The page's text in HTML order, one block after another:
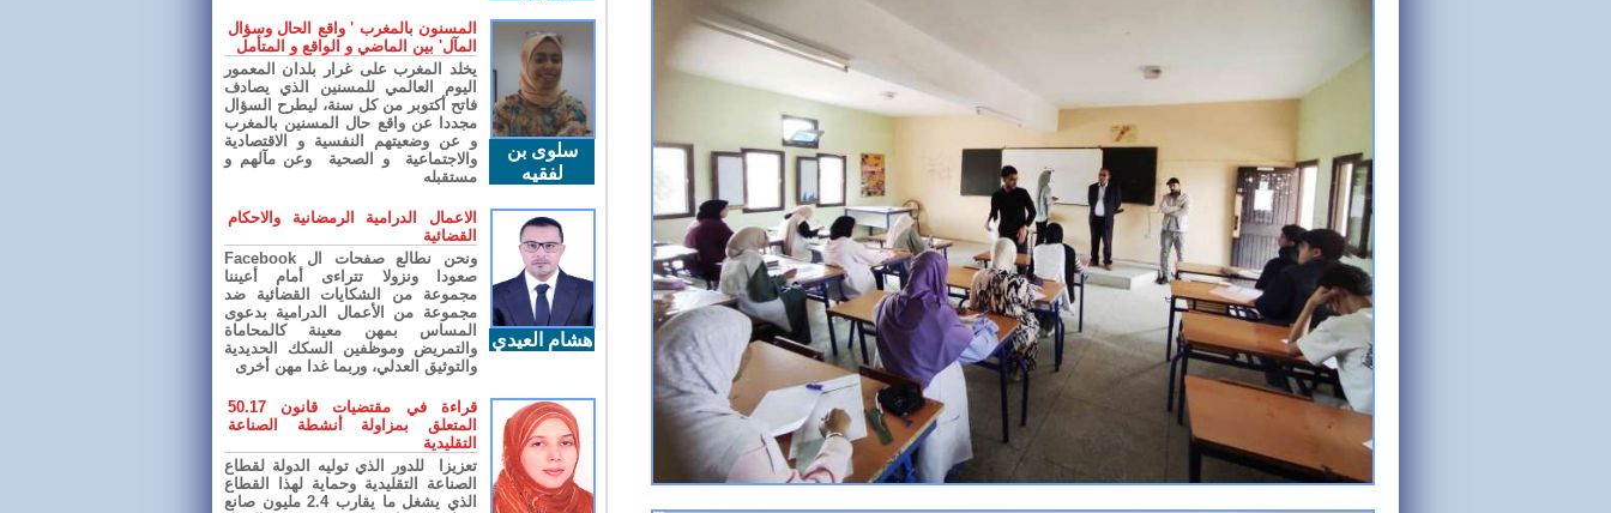
سلوى بن
لفقيه
المسنون بالمغرب ' واقع الحال وسؤال
المآل' بين الماضي و الواقع و المتأمل
يخلد المغرب على غرار بلدان المعمور
اليوم العالمي للمسنين الذي يصادف
فاتح أكتوبر من كل سنة، ليطرح السؤال
مجددا عن واقع حال المسنين بالمغرب
و عن وضعيتهم النفسية و الاقتصادية
والاجتماعية و الصحية وعن مآلهم و
مستقبله
هشام العيدي
الاعمال الدرامية الرمضانية والاحكام
القضائية
ونحن نطالع صفحات ال Facebook
صعودا ونزولا تتراءى أمام أعيننا
مجموعة من الشكايات القضائية ضد
مجموعة من الأعمال الدرامية بدعوى
المساس بمهن معينة كالمحاماة
والتمريض وموظفين السكك الحديدية
والتوثيق العدلي، وربما غدا مهن أخرى
قراءة في مقتضيات قانون 50.17
المتعلق بمزاولة أنشطة الصناعة
التقليدية
تعزيزا للدور الذي توليه الدولة لقطاع
الصناعة التقليدية وحماية لهذا القطاع
الذي يشغل ما يقارب 2.4 مليون صانع